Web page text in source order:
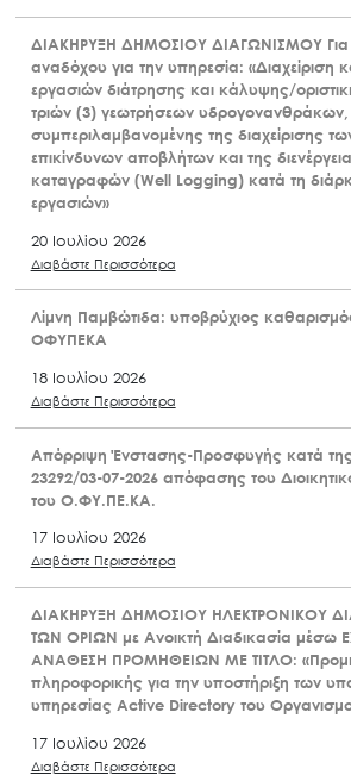
ΔΙΑΚΗΡΥΞΗ ΔΗΜΟΣΙΟΥ ΔΙΑΓΩΝΙΣΜΟΥ Για
αναδόχου για την υπηρεσία: «Διαχείριση
εργασιών διάτρησης και κάλυψης/
τριών (3) γεωτρήσεων υδρογονανθράκων,
συμπεριλαμβανομένης της διαχείρισης
επικίνδυνων αποβλήτων και της
καταγραφών (Well Logging) κατά τη
εργασιών»
20 Ιουλίου 2026
Διαβάστε Περισσότερα
Λίμνη Παμβώτιδα: υποβρύχιος
ΟΦΥΠΕΚΑ
18 Ιουλίου 2026
Διαβάστε Περισσότερα
Απόρριψη Ένστασης-Προσφυγής κατά
23292/03-07-2026 απόφασης του
του Ο.ΦΥ.ΠΕ.ΚΑ.
17 Ιουλίου 2026
Διαβάστε Περισσότερα
ΔΙΑΚΗΡΥΞΗ ΔΗΜΟΣΙΟΥ ΗΛΕΚΤΡΟΝΙΚΟΥ
ΤΩΝ ΟΡΙΩΝ με Ανοικτή Διαδικασία μέσω
ΑΝΑΘΕΣΗ ΠΡΟΜΗΘΕΙΩΝ ΜΕ ΤΙΤΛΟ:
πληροφορικής για την υποστήριξη των
υπηρεσίας Active Directory του
17 Ιουλίου 2026
Διαβάστε Περισσότερα